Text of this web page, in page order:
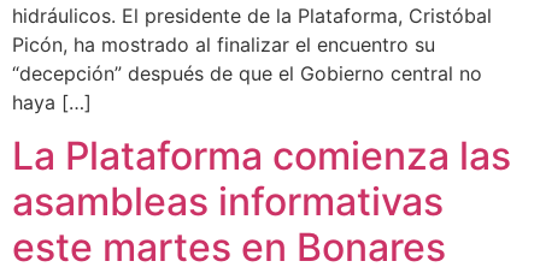
hidráulicos. El presidente de la Plataforma, Cristóbal
Picón, ha mostrado al finalizar el encuentro su
“decepción” después de que el Gobierno central no
haya […]
La Plataforma comienza las
asambleas informativas
este martes en Bonares